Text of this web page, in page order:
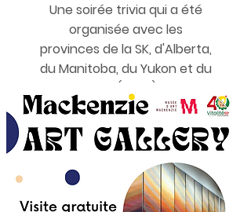
Une soirée trivia qui a été
organisée avec les
provinces de la SK, d'Alberta,
du Manitoba, du Yukon et du
C-B (2024)!